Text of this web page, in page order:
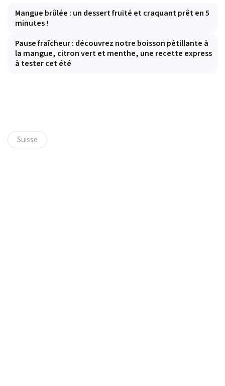
Mangue brûlée : un dessert fruité et craquant prêt en 5
minutes !
Pause fraîcheur : découvrez notre boisson pétillante à
la mangue, citron vert et menthe, une recette express
à tester cet été
Suisse